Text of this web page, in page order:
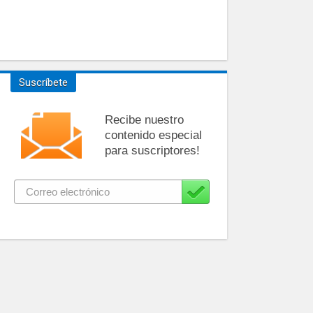
Suscríbete
Recibe nuestro
contenido especial
para suscriptores!